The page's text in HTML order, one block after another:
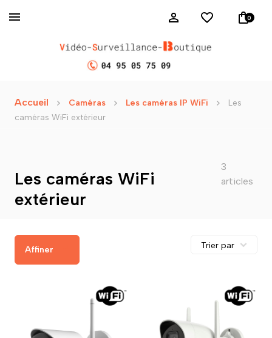
0
Accueil Caméras Les caméras IP WiFi
Les
caméras WiFi extérieur
Les caméras WiFi
extérieur
3
articles
Affiner